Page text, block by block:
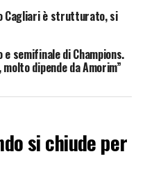
Cagliari è strutturato, si
semifinale di Champions.
dipende da Amorim”
si chiude per